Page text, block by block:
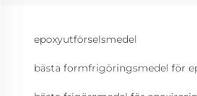
epoxyutförselsmedel
bästa formfrigöringsmedel för